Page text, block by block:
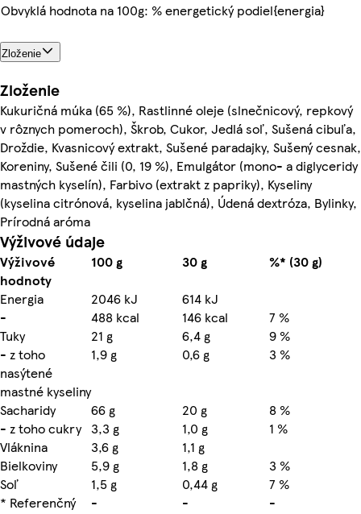
Obvyklá hodnota na 100g: % energetický podiel{energia}
Zloženie
Zloženie
Kukuričná múka (65 %), Rastlinné oleje (slnečnicový, repkový
v rôznych pomeroch), Škrob, Cukor, Jedlá soľ, Sušená cibuľa,
Droždie, Kvasnicový extrakt, Sušené paradajky, Sušený cesnak,
Koreniny, Sušené čili (0, 19 %), Emulgátor (mono- a diglyceridy
mastných kyselín), Farbivo (extrakt z papriky), Kyseliny
(kyselina citrónová, kyselina jablčná), Údená dextróza, Bylinky,
Prírodná aróma
Výživové údaje
Výživové
hodnoty
100 g 30 g
%* (30 g)
Energia
2046 kJ
614 kJ
-
488 kcal 146 kcal
7 %
Tuky
21 g 6,4 g
9 %
- z toho
nasýtené
mastné kyseliny
1,9 g 0,6 g 3 %
Sacharidy 66 g 20 g
8 %
- z toho cukry 3,3 g 1,0 g
1 %
Vláknina
3,6 g
1,1 g
Bielkoviny
5,9 g 1,8 g
3 %
Soľ
1,5 g 0,44 g
7 %
* Referenčný
- - -